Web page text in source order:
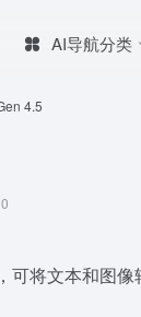
AI导航分类
4.5
0
可将文本和图像